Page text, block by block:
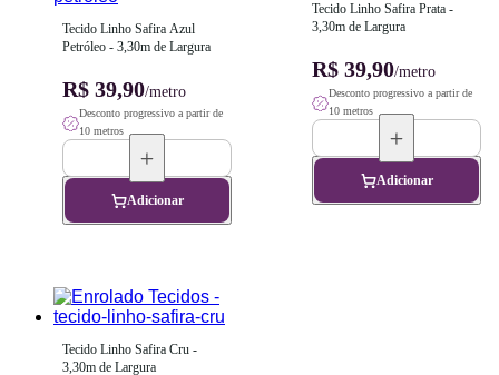
Tecido Linho Safira Azul
Petróleo - 3,30m de Largura
R$ 39,90/metro
Desconto progressivo a partir de
10 metros
Adicionar
Tecido Linho Safira Prata -
3,30m de Largura
R$ 39,90/metro
Desconto progressivo a partir de
10 metros
Adicionar
Tecido Linho Safira Cru -
3,30m de Largura